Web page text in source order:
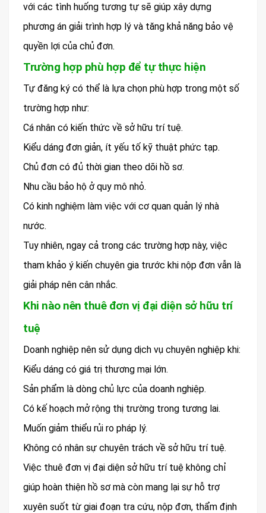
với các tình huống tương tự sẽ giúp xây dựng
phương án giải trình hợp lý và tăng khả năng bảo vệ
quyền lợi của chủ đơn.
Trường hợp phù hợp để tự thực hiện
Tự đăng ký có thể là lựa chọn phù hợp trong một số
trường hợp như:
Cá nhân có kiến thức về sở hữu trí tuệ.
Kiểu dáng đơn giản, ít yếu tố kỹ thuật phức tạp.
Chủ đơn có đủ thời gian theo dõi hồ sơ.
Nhu cầu bảo hộ ở quy mô nhỏ.
Có kinh nghiệm làm việc với cơ quan quản lý nhà
nước.
Tuy nhiên, ngay cả trong các trường hợp này, việc
tham khảo ý kiến chuyên gia trước khi nộp đơn vẫn là
giải pháp nên cân nhắc.
Khi nào nên thuê đơn vị đại diện sở hữu trí
tuệ
Doanh nghiệp nên sử dụng dịch vụ chuyên nghiệp khi:
Kiểu dáng có giá trị thương mại lớn.
Sản phẩm là dòng chủ lực của doanh nghiệp.
Có kế hoạch mở rộng thị trường trong tương lai.
Muốn giảm thiểu rủi ro pháp lý.
Không có nhân sự chuyên trách về sở hữu trí tuệ.
Việc thuê đơn vị đại diện sở hữu trí tuệ không chỉ
giúp hoàn thiện hồ sơ mà còn mang lại sự hỗ trợ
xuyên suốt từ giai đoạn tra cứu, nộp đơn, thẩm định